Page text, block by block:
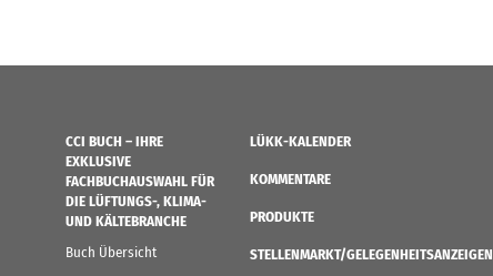
CCI BUCH – IHRE
EXKLUSIVE
FACHBUCHAUSWAHL FÜR
DIE LÜFTUNGS-, KLIMA-
UND KÄLTEBRANCHE
Buch Übersicht
LÜKK-KALENDER
KOMMENTARE
PRODUKTE
STELLENMARKT/GELEGENHEITSANZEIGEN